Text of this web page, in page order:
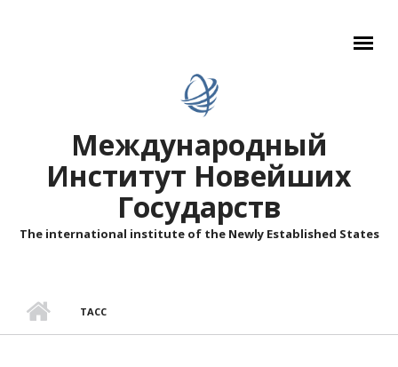
Международный
Институт Новейших
Государств
The international institute of the Newly Established States
ТАСС